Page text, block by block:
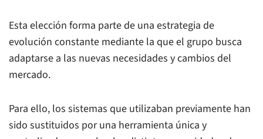
Esta elección forma parte de una estrategia de
evolución constante mediante la que el grupo busca
adaptarse a las nuevas necesidades y cambios del
mercado.
Para ello, los sistemas que utilizaban previamente han
sido sustituidos por una herramienta única y